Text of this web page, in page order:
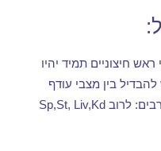
:
ראש חיצוניים תמיד יהיו
בין מצבי עודף
:לרובSp,St, Liv,Kd